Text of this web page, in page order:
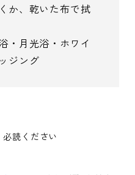
か、乾いた布で拭
・月光浴・ホワイ
ジング
必読ください